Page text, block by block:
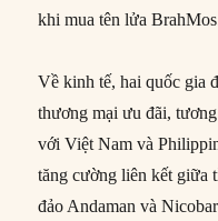
khi mua tên lửa
Về kinh tế, hai quốc gia
thương mại ưu đãi,
với Việt Nam và
tăng cường liên kết giữa
đảo Andaman và